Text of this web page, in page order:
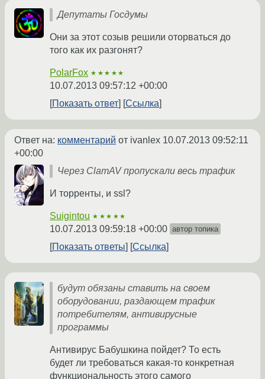
Депутаты Госдумы
Они за этот созыв решили оторваться до
того как их разгонят?
PolarFox ★★★★★
10.07.2013 09:57:12 +00:00
Показать ответ
Ссылка
Ответ на: комментарий от ivanlex 10.07.2013 09:52:11
+00:00
Через ClamAV пропускали весь трафик
И торренты, и ssl?
Suigintou ★★★★★
10.07.2013 09:59:18 +00:00 автор топика
Показать ответы Ссылка
будут обязаны ставить на своем
оборудовании, раздающем трафик
потребителям, антивирусные
программы
Антивирус Бабушкина пойдет? То есть
будет ли требоваться какая-то конкретная
функциональность этого самого